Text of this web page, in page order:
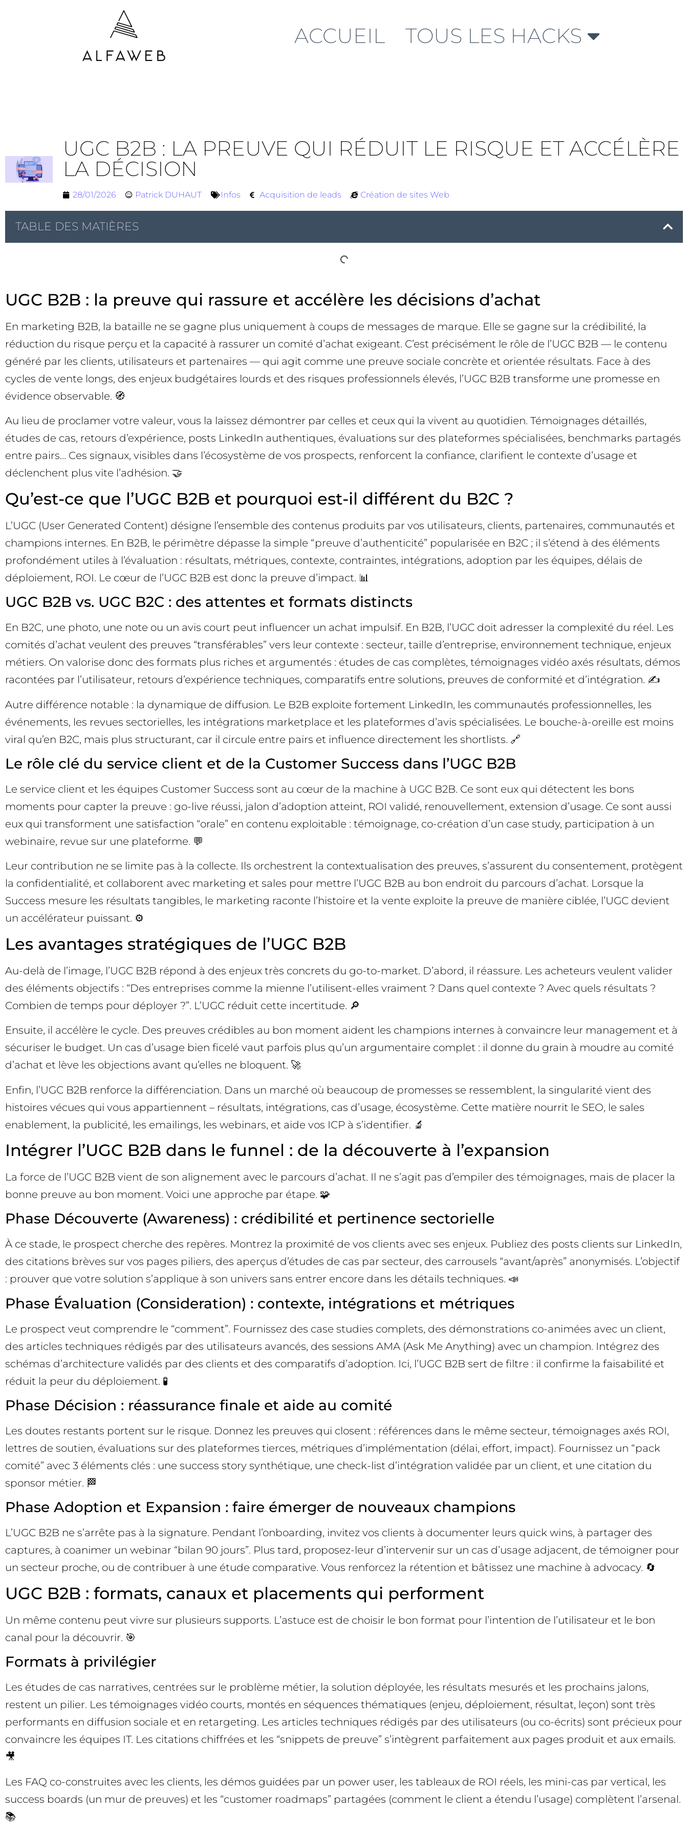
ACCUEIL TOUS LES HACKS
UGC B2B : LA PREUVE QUI RÉDUIT LE RISQUE ET ACCÉLÈRE
LA DÉCISION
28/01/2026 Patrick DUHAUT Infos Acquisition de leads Création de sites Web
TABLE DES MATIÈRES
UGC B2B : la preuve qui rassure et accélère les décisions d’achat
En marketing B2B, la bataille ne se gagne plus uniquement à coups de messages de marque. Elle se gagne sur la crédibilité, la
réduction du risque perçu et la capacité à rassurer un comité d’achat exigeant. C’est précisément le rôle de l’UGC B2B — le contenu
généré par les clients, utilisateurs et partenaires — qui agit comme une preuve sociale concrète et orientée résultats. Face à des
cycles de vente longs, des enjeux budgétaires lourds et des risques professionnels élevés, l’UGC B2B transforme une promesse en
évidence observable. 🧭
Au lieu de proclamer votre valeur, vous la laissez démontrer par celles et ceux qui la vivent au quotidien. Témoignages détaillés,
études de cas, retours d’expérience, posts LinkedIn authentiques, évaluations sur des plateformes spécialisées, benchmarks partagés
entre pairs… Ces signaux, visibles dans l’écosystème de vos prospects, renforcent la confiance, clarifient le contexte d’usage et
déclenchent plus vite l’adhésion. 🤝
Qu’est-ce que l’UGC B2B et pourquoi est-il différent du B2C ?
L’UGC (User Generated Content) désigne l’ensemble des contenus produits par vos utilisateurs, clients, partenaires, communautés et
champions internes. En B2B, le périmètre dépasse la simple “preuve d’authenticité” popularisée en B2C ; il s’étend à des éléments
profondément utiles à l’évaluation : résultats, métriques, contexte, contraintes, intégrations, adoption par les équipes, délais de
déploiement, ROI. Le cœur de l’UGC B2B est donc la preuve d’impact. 📊
UGC B2B vs. UGC B2C : des attentes et formats distincts
En B2C, une photo, une note ou un avis court peut influencer un achat impulsif. En B2B, l’UGC doit adresser la complexité du réel. Les
comités d’achat veulent des preuves “transférables” vers leur contexte : secteur, taille d’entreprise, environnement technique, enjeux
métiers. On valorise donc des formats plus riches et argumentés : études de cas complètes, témoignages vidéo axés résultats, démos
racontées par l’utilisateur, retours d’expérience techniques, comparatifs entre solutions, preuves de conformité et d’intégration. ✍️
Autre différence notable : la dynamique de diffusion. Le B2B exploite fortement LinkedIn, les communautés professionnelles, les
événements, les revues sectorielles, les intégrations marketplace et les plateformes d’avis spécialisées. Le bouche-à-oreille est moins
viral qu’en B2C, mais plus structurant, car il circule entre pairs et influence directement les shortlists. 🔗
Le rôle clé du service client et de la Customer Success dans l’UGC B2B
Le service client et les équipes Customer Success sont au cœur de la machine à UGC B2B. Ce sont eux qui détectent les bons
moments pour capter la preuve : go-live réussi, jalon d’adoption atteint, ROI validé, renouvellement, extension d’usage. Ce sont aussi
eux qui transforment une satisfaction “orale” en contenu exploitable : témoignage, co-création d’un case study, participation à un
webinaire, revue sur une plateforme. 💬
Leur contribution ne se limite pas à la collecte. Ils orchestrent la contextualisation des preuves, s’assurent du consentement, protègent
la confidentialité, et collaborent avec marketing et sales pour mettre l’UGC B2B au bon endroit du parcours d’achat. Lorsque la
Success mesure les résultats tangibles, le marketing raconte l’histoire et la vente exploite la preuve de manière ciblée, l’UGC devient
un accélérateur puissant. ⚙️
Les avantages stratégiques de l’UGC B2B
Au-delà de l’image, l’UGC B2B répond à des enjeux très concrets du go-to-market. D’abord, il réassure. Les acheteurs veulent valider
des éléments objectifs : “Des entreprises comme la mienne l’utilisent-elles vraiment ? Dans quel contexte ? Avec quels résultats ?
Combien de temps pour déployer ?”. L’UGC réduit cette incertitude. 🔎
Ensuite, il accélère le cycle. Des preuves crédibles au bon moment aident les champions internes à convaincre leur management et à
sécuriser le budget. Un cas d’usage bien ficelé vaut parfois plus qu’un argumentaire complet : il donne du grain à moudre au comité
d’achat et lève les objections avant qu’elles ne bloquent. 🚀
Enfin, l’UGC B2B renforce la différenciation. Dans un marché où beaucoup de promesses se ressemblent, la singularité vient des
histoires vécues qui vous appartiennent – résultats, intégrations, cas d’usage, écosystème. Cette matière nourrit le SEO, le sales
enablement, la publicité, les emailings, les webinars, et aide vos ICP à s’identifier. 🔬
Intégrer l’UGC B2B dans le funnel : de la découverte à l’expansion
La force de l’UGC B2B vient de son alignement avec le parcours d’achat. Il ne s’agit pas d’empiler des témoignages, mais de placer la
bonne preuve au bon moment. Voici une approche par étape. 🧩
Phase Découverte (Awareness) : crédibilité et pertinence sectorielle
À ce stade, le prospect cherche des repères. Montrez la proximité de vos clients avec ses enjeux. Publiez des posts clients sur LinkedIn,
des citations brèves sur vos pages piliers, des aperçus d’études de cas par secteur, des carrousels “avant/après” anonymisés. L’objectif
: prouver que votre solution s’applique à son univers sans entrer encore dans les détails techniques. 📣
Phase Évaluation (Consideration) : contexte, intégrations et métriques
Le prospect veut comprendre le “comment”. Fournissez des case studies complets, des démonstrations co-animées avec un client,
des articles techniques rédigés par des utilisateurs avancés, des sessions AMA (Ask Me Anything) avec un champion. Intégrez des
schémas d’architecture validés par des clients et des comparatifs d’adoption. Ici, l’UGC B2B sert de filtre : il confirme la faisabilité et
réduit la peur du déploiement. 🧪
Phase Décision : réassurance finale et aide au comité
Les doutes restants portent sur le risque. Donnez les preuves qui closent : références dans le même secteur, témoignages axés ROI,
lettres de soutien, évaluations sur des plateformes tierces, métriques d’implémentation (délai, effort, impact). Fournissez un “pack
comité” avec 3 éléments clés : une success story synthétique, une check-list d’intégration validée par un client, et une citation du
sponsor métier. 🏁
Phase Adoption et Expansion : faire émerger de nouveaux champions
L’UGC B2B ne s’arrête pas à la signature. Pendant l’onboarding, invitez vos clients à documenter leurs quick wins, à partager des
captures, à coanimer un webinar “bilan 90 jours”. Plus tard, proposez-leur d’intervenir sur un cas d’usage adjacent, de témoigner pour
un secteur proche, ou de contribuer à une étude comparative. Vous renforcez la rétention et bâtissez une machine à advocacy. 🔄
UGC B2B : formats, canaux et placements qui performent
Un même contenu peut vivre sur plusieurs supports. L’astuce est de choisir le bon format pour l’intention de l’utilisateur et le bon
canal pour la découvrir. 🎯
Formats à privilégier
Les études de cas narratives, centrées sur le problème métier, la solution déployée, les résultats mesurés et les prochains jalons,
restent un pilier. Les témoignages vidéo courts, montés en séquences thématiques (enjeu, déploiement, résultat, leçon) sont très
performants en diffusion sociale et en retargeting. Les articles techniques rédigés par des utilisateurs (ou co-écrits) sont précieux pour
convaincre les équipes IT. Les citations chiffrées et les “snippets de preuve” s’intègrent parfaitement aux pages produit et aux emails.
🎥
Les FAQ co-construites avec les clients, les démos guidées par un power user, les tableaux de ROI réels, les mini-cas par vertical, les
success boards (un mur de preuves) et les “customer roadmaps” partagées (comment le client a étendu l’usage) complètent l’arsenal.
📚